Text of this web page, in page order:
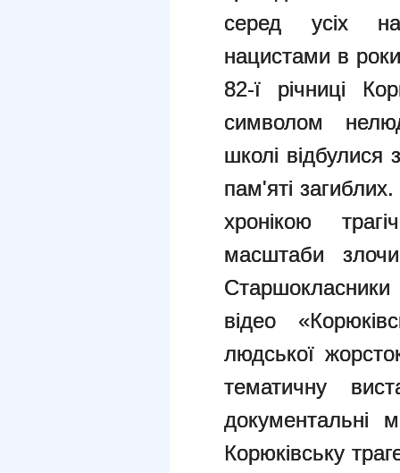
серед усіх
нацистами в
82-ї річниці
символом
школі відбулися
пам'яті
хронікою
масштаби
відео
людської
тематичну
документальні
Корюківську